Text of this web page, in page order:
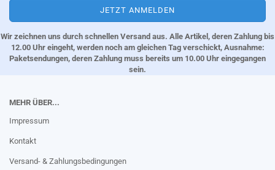
Wir zeichnen uns durch schnellen Versand aus. Alle Artikel, deren Zahlung bis
12.00 Uhr eingeht, werden noch am gleichen Tag verschickt, Ausnahme:
Paketsendungen, deren Zahlung muss bereits um 10.00 Uhr eingegangen
sein.
MEHR ÜBER...
Impressum
Kontakt
Versand- & Zahlungsbedingungen